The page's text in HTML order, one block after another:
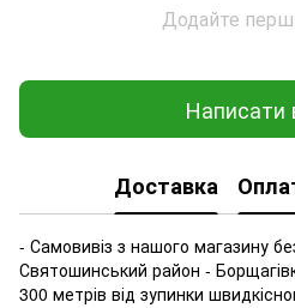
Додайте
Написати
Доставка
- Самовивіз з нашого магазину
Святошинський район -
300 метрів від зупинки